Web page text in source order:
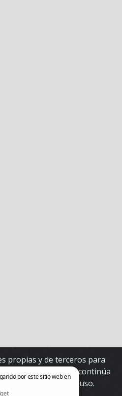
OTEA Granada
propias y de terceros para
y servicio. Si continúa
que acepta su uso.